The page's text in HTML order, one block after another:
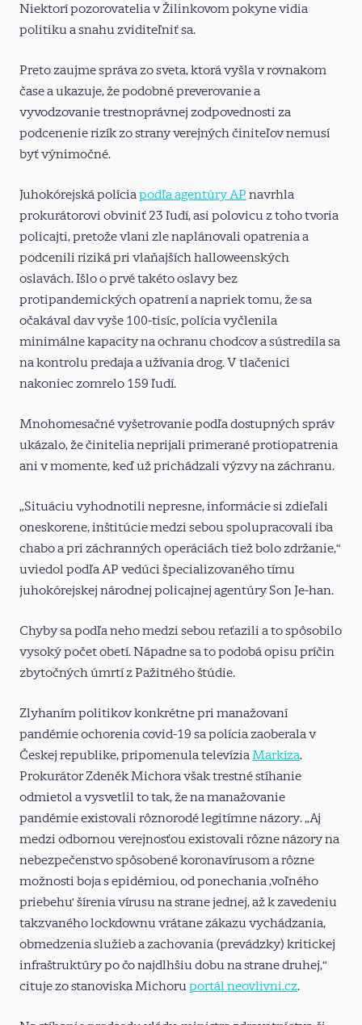
Niektorí pozorovatelia v Žilinkovom pokyne vidia
politiku a snahu zviditeľniť sa.
Preto zaujme správa zo sveta, ktorá vyšla v rovnakom
čase a ukazuje, že podobné preverovanie a
vyvodzovanie trestnoprávnej zodpovednosti za
podcenenie rizík zo strany verejných činiteľov nemusí
byť výnimočné.
Juhokórejská políciapodľa agentúry AP navrhla
prokurátorovi obviniť 23 ľudí, asi polovicu z toho tvoria
policajti, pretože vlani zle naplánovali opatrenia a
podcenili riziká pri vlaňajších halloweenských
oslavách. Išlo o prvé takéto oslavy bez
protipandemických opatrení a napriek tomu, že sa
očakával dav vyše 100-tisíc, polícia vyčlenila
minimálne kapacity na ochranu chodcov a sústredila sa
na kontrolu predaja a užívania drog. V tlačenici
nakoniec zomrelo 159 ľudí.
Mnohomesačné vyšetrovanie podľa dostupných správ
ukázalo, že činitelia neprijali primerané protiopatrenia
ani v momente, keď už prichádzali výzvy na záchranu.
„Situáciu vyhodnotili nepresne, informácie si zdieľali
oneskorene, inštitúcie medzi sebou spolupracovali iba
chabo a pri záchranných operáciách tiež bolo zdržanie,“
uviedol podľa AP vedúci špecializovaného tímu
juhokórejskej národnej policajnej agentúry Son Je-han.
Chyby sa podľa neho medzi sebou reťazili a to spôsobilo
vysoký počet obetí. Nápadne sa to podobá opisu príčin
zbytočných úmrtí z Pažitného štúdie.
Zlyhaním politikov konkrétne pri manažovaní
pandémie ochorenia covid-19 sa polícia zaoberala v
Českej republike, pripomenula televíziaMarkíza.
Prokurátor Zdeněk Michora však trestné stíhanie
odmietol a vysvetlil to tak, že na manažovanie
pandémie existovali rôznorodé legitímne názory. „Aj
medzi odbornou verejnosťou existovali rôzne názory na
nebezpečenstvo spôsobené koronavírusom a rôzne
možnosti boja s epidémiou, od ponechania ‚voľného
priebehu‘ šírenia vírusu na strane jednej, až k zavedeniu
takzvaného lockdownu vrátane zákazu vychádzania,
obmedzenia služieb a zachovania (prevádzky) kritickej
infraštruktúry po čo najdlhšiu dobu na strane druhej,“
cituje zo stanoviska Michoruportál neovlivni.cz.